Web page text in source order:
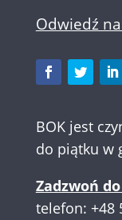
Odwiedź
BOK jest
do piątku w
Zadzwoń
telefon: +48